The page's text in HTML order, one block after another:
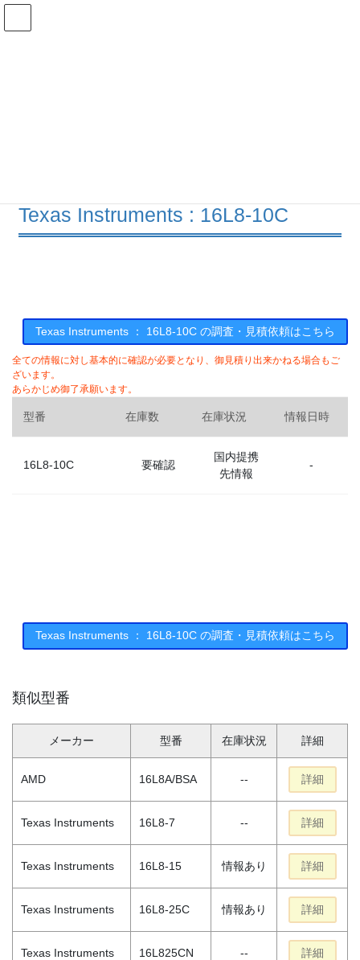
コ
ナ
Texas Instruments : 16L8-10C
Texas Instruments ： 16L8-10C の調査・見積依頼はこちら
全ての情報に対し基本的に確認が必要となり、御見積り出来かねる場合もご
ざいます。
あらかじめ御了承願います。
型番 在庫数 在庫状況 情報日時
16L8-10C 要確認
国内提携
先情報
-
Texas Instruments ： 16L8-10C の調査・見積依頼はこちら
類似型番
メーカー 型番 在庫状況 詳細
AMD 16L8A/BSA -- 詳細
Texas Instruments 16L8-7 -- 詳細
Texas Instruments 16L8-15 情報あり 詳細
Texas Instruments 16L8-25C 情報あり 詳細
Texas Instruments 16L825CN -- 詳細